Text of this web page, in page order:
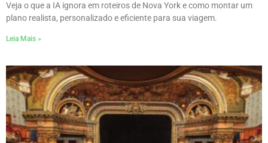
Veja o que a IA ignora em roteiros de Nova York e como montar um
plano realista, personalizado e eficiente para sua viagem.
Leia Mais »